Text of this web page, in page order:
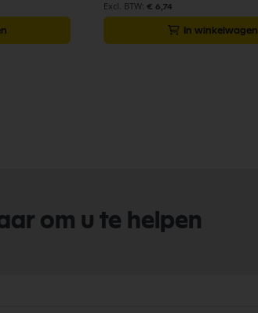
€ 6,74
In winkelwagen
om u te helpen